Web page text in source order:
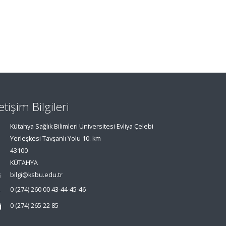
Bilgileri
Kütahya Sağlık Bilimleri Üniversitesi Evliya Çelebi
Yerleşkesi Tavşanlı Yolu 10. km
43100
KÜTAHYA
bilgi@ksbu.edu.tr
0 (274) 260 00 43-44-45-46
0 (274) 265 22 85